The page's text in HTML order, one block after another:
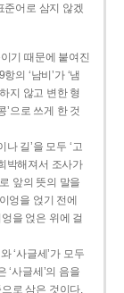
준어로 삼지 않겠
기 때문에 붙여진
의 ‘남비’가 ‘냄
지 않고 변한 형
’으로 쓰게 한 것
길’을 모두 ‘고
박해져서 조사가
앞의 뜻의 말을
엉을 얹기 전에
을 얹은 위에 걸
‘사글세’가 모두
‘사글세’의 음을
로 삼은 것이다.